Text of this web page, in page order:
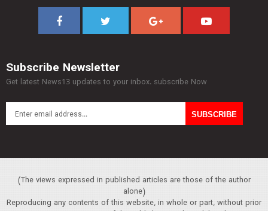
Subscribe Newsletter
Get latest News13 updates to your inbox. subscribe Now
(The views expressed in published articles are those of the author
alone)
Reproducing any contents of this website, in whole or part, without prior